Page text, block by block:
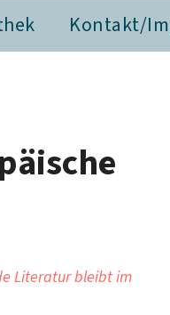
Kontakt/
Literatur bleibt im